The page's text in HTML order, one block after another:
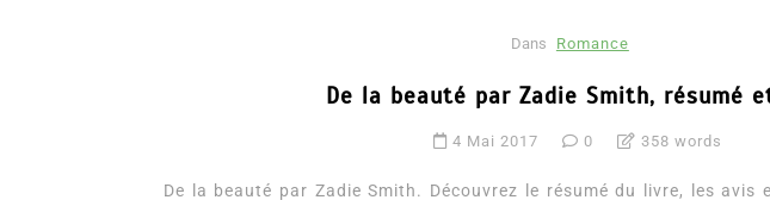
Dans Romance
De la beauté par Zadie Smith, résumé
4 Mai 2017 0 358 words
De la beauté par Zadie Smith. Découvrez le résumé du livre, les avis